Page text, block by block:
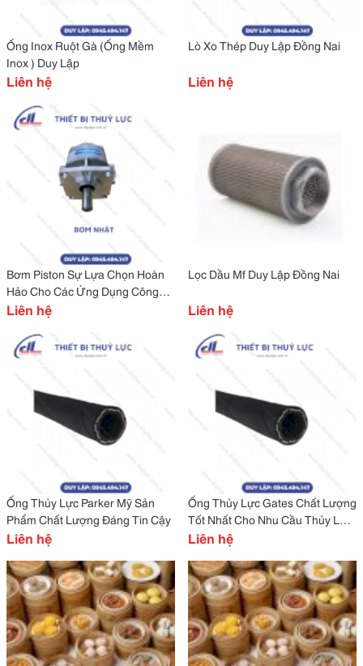
Ống Inox Ruột Gà (Ống Mềm
Inox ) Duy Lập
Liên hệ
Lò Xo Thép Duy Lập Đồng Nai
Liên hệ
Bơm Piston Sự Lựa Chọn Hoàn
Hảo Cho Các Ứng Dụng Công
Nghiệp
Liên hệ
Lọc Dầu Mf Duy Lập Đồng Nai
Liên hệ
Ống Thủy Lực Parker Mỹ Sản
Phẩm Chất Lượng Đáng Tin Cậy
Liên hệ
Ống Thủy Lực Gates Chất Lượng
Tốt Nhất Cho Nhu Cầu Thủy Lực
Của Bạn
Liên hệ